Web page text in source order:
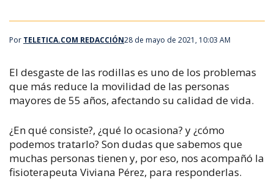
Por TELETICA.COM REDACCIÓN28 de mayo de 2021, 10:03 AM
El desgaste de las rodillas es uno de los problemas
que más reduce la movilidad de las personas
mayores de 55 años, afectando su calidad de vida.
¿En qué consiste?, ¿qué lo ocasiona? y ¿cómo
podemos tratarlo? Son dudas que sabemos que
muchas personas tienen y, por eso, nos acompañó la
fisioterapeuta Viviana Pérez, para responderlas.